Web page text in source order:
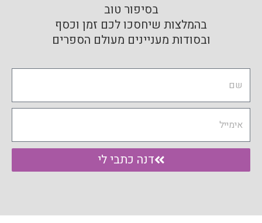
בסיפור טוב
בהמלצות שיחסכו לכם זמן וכסף
ובסודות מעניינים מעולם הספרים
דנה כתבי לי